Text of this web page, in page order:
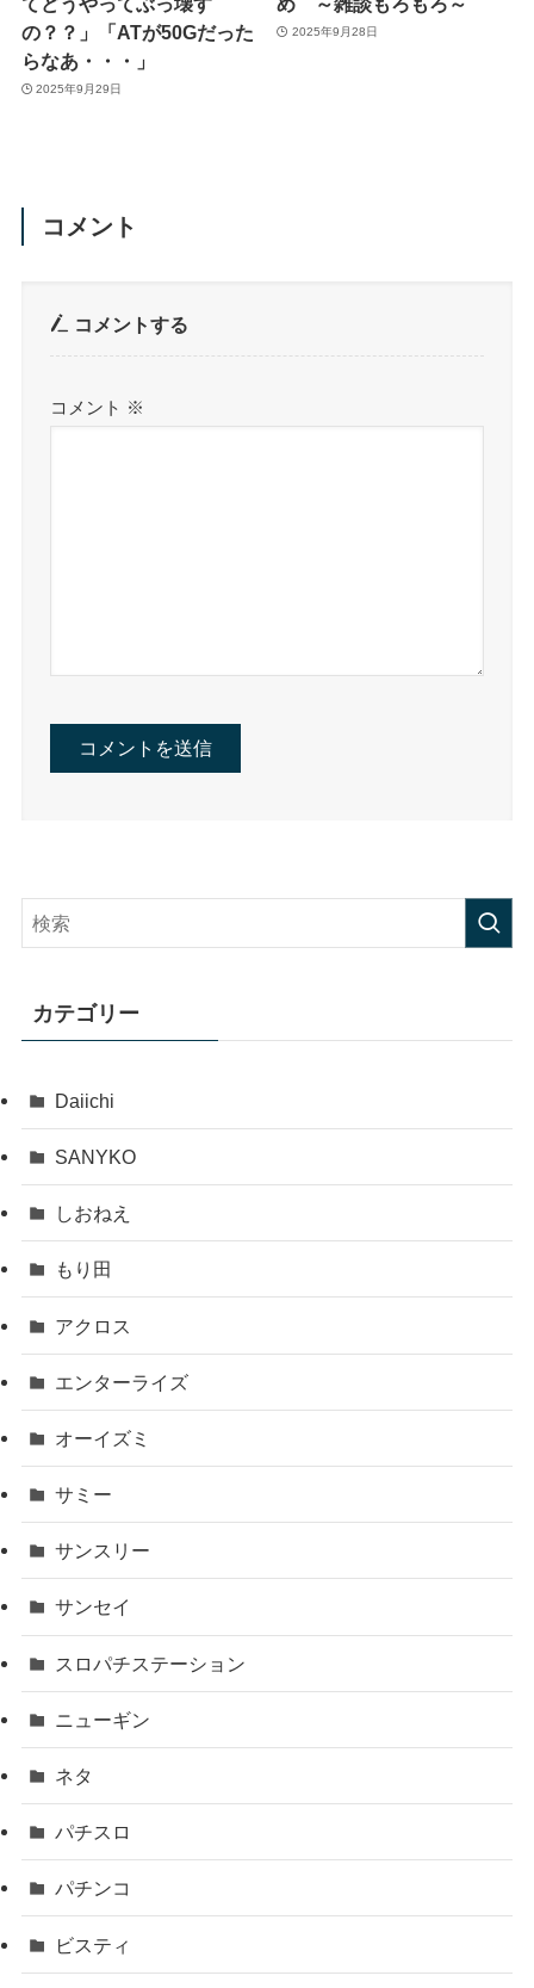
の？？」「ATが50Gだった
らなあ・・・」
2025年9月29日
2025年9月28日
コメント
コメントする
コメント ※
カテゴリー
Daiichi
SANYKO
しおねえ
もり田
アクロス
エンターライズ
オーイズミ
サミー
サンスリー
サンセイ
スロパチステーション
ニューギン
ネタ
パチスロ
パチンコ
ビスティ